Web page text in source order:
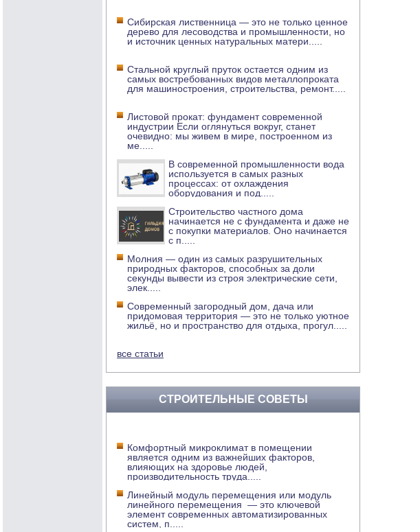
Сибирская лиственница — это не только ценное
дерево для лесоводства и промышленности, но
и источник ценных натуральных матери
Стальной круглый пруток остается одним из
самых востребованных видов металлопроката
для машиностроения, строительства, ремонт.....
Листовой прокат: фундамент современной
индустрии Если оглянуться вокруг, станет
очевидно: мы живем в мире, построенном из
ме
В современной промышленности вода
используется в самых разных
процессах: от охлаждения
оборудования и под
Строительство частного дома
начинается не с фундамента и даже не
с покупки материалов. Оно начинается
с п
Молния — один из самых разрушительных
природных факторов, способных за доли
секунды вывести из строя электрические сети,
элек
Современный загородный дом, дача или
придомовая территория — это не только уютное
жильё, но и пространство для отдыха, прогул
все статьи
СТРОИТЕЛЬНЫЕ СОВЕТЫ
Комфортный микроклимат в помещении
является одним из важнейших факторов,
влияющих на здоровье людей,
производительность труда
Линейный модуль перемещения или модуль
линейного перемещения — это ключевой
элемент современных автоматизированных
систем, п